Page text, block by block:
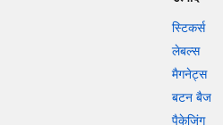
स्टिकर्स
लेबल्स
मैगनेट्स
बटन बैज
पैकेजिंग